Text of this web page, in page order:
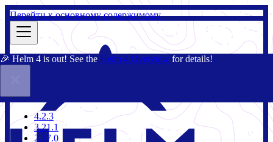
Перейти к основному содержимому
🎉 Helm 4 is out! See the Helm 4 Overview for details!
2.17.0
4.2.3
3.21.1
2.17.0